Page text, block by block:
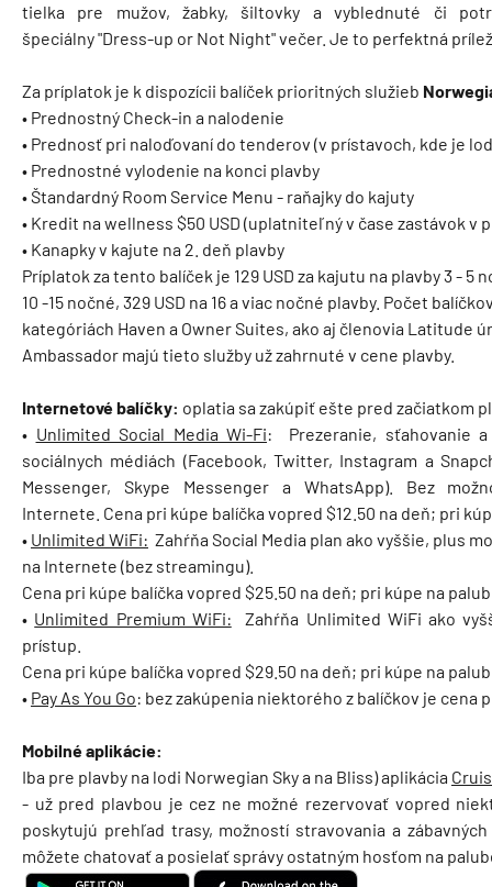
tielka pre mužov, žabky, šiltovky a vyblednuté či
špeciálny "Dress-up or Not Night" večer. Je to perfektná
Za príplatok je k dispozícii balíček prioritných služieb
• Prednostný Check-in a nalodenie
• Prednosť pri naloďovaní do tenderov (v prístavoch, kde je
• Prednostné vylodenie na konci plavby
• Štandardný Room Service Menu - raňajky do kajuty
• Kredit na wellness $50 USD (uplatniteľný v čase zastávok v
• Kanapky v kajute na 2. deň plavby
Príplatok za tento balíček je 129 USD za kajutu na plavby 3 - 5
10 -15 nočné, 329 USD na 16 a viac nočné plavby. Počet
kategóriách Haven a Owner Suites, ako aj členovia Latitude
Ambassador majú tieto služby už zahrnuté v cene plavby.
Internetové balíčky: oplatia sa zakúpiť ešte pred začiatkom
• Unlimited Social Media Wi-Fi: Prezeranie, sťahovanie
sociálnych médiách (Facebook, Twitter, Instagram a
Messenger, Skype Messenger a WhatsApp). Bez
Internete. Cena pri kúpe balíčka vopred $12.50 na deň; pri
• Unlimited WiFi: Zahŕňa Social Media plan ako vyššie, plus
na Internete (bez streamingu).
Cena pri kúpe balíčka vopred $25.50 na deň; pri kúpe na
• Unlimited Premium WiFi: Zahŕňa Unlimited WiFi ako
prístup.
Cena pri kúpe balíčka vopred $29.50 na deň; pri kúpe na
• Pay As You Go: bez zakúpenia niektorého z balíčkov je cena
Mobilné aplikácie:
Iba pre plavby na lodi Norwegian Sky a na Bliss) aplikácia
- už pred plavbou je cez ne možné rezervovať vopred
poskytujú prehľad trasy, možností stravovania a
môžete chatovať a posielať správy ostatným hosťom na